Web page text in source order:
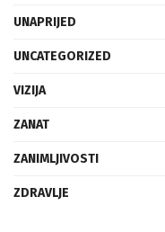
UNAPRIJED
UNCATEGORIZED
VIZIJA
ZANAT
ZANIMLJIVOSTI
ZDRAVLJE